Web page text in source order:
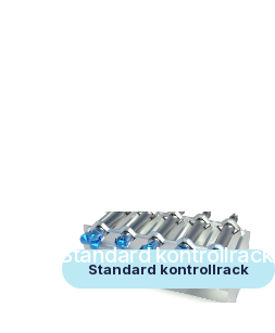
Standard kontrollrack
Standard kontrollrack